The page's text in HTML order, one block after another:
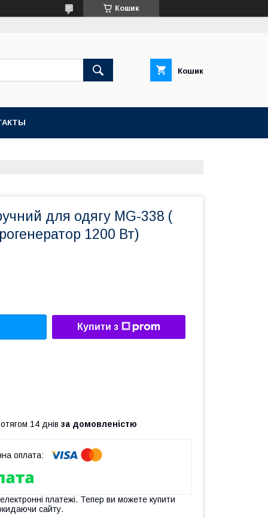
Кошик
Кошик
для одягу MG-338 (
1200 Вт)
Купити з
14 днів за домовленістю
платежі. Тепер ви можете купити
сайту.